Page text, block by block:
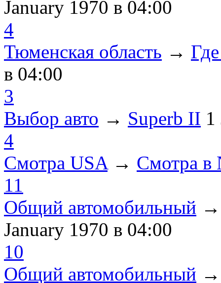
January 1970 в 04:00
4
Тюменская область →
в 04:00
3
Выбор авто → Superb II
4
Смотра USA→ Смотра в
11
Общий автомобильный
January 1970 в 04:00
10
Общий автомобильный